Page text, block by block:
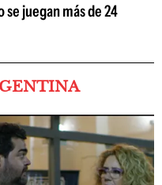
juegan más de 24